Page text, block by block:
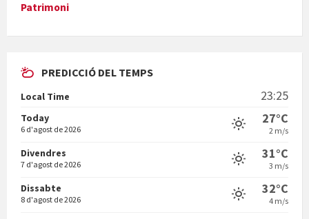
En Bum
Vermuts a la Font. Hit parit
Patrimoni
PREDICCIÓ DEL TEMPS
Local Time 23:25
Today
6 d'agost de 2026
27°C
2 m/s
Divendres
7 d'agost de 2026
31°C
3 m/s
Dissabte
8 d'agost de 2026
32°C
4 m/s